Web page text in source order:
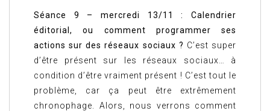
Séance 9 – mercredi 13/11 : Calendrier
éditorial, ou comment programmer ses
actions sur des réseaux sociaux ? C’est super
d’être présent sur les réseaux sociaux… à
condition d’être vraiment présent ! C’est tout le
problème, car ça peut être extrêmement
chronophage. Alors, nous verrons comment